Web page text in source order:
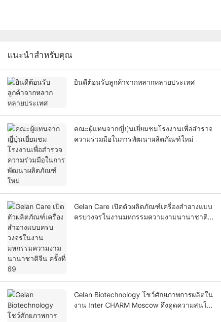
แนะนำสำหรับคุณ
ยินดีต้อนรับลูกค้าจากหลากหลายประเทศ
คณะผู้แทนจากญี่ปุ่นเยี่ยมชมโรงงานเพื่อสำรวจ
ความร่วมมือในการพัฒนาผลิตภัณฑ์ใหม่
Gelan Care เปิดตัวผลิตภัณฑ์เครื่องสำอางแบบ
ครบวงจรในงานมหกรรมความงามนานาชาติ
Gelan Biotechnology โชว์ศักยภาพการผลิตใน
งาน Inter CHARM Moscow ดึงดูดความสนใจ